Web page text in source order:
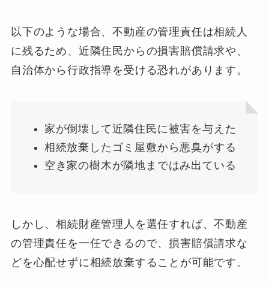
以下のような場合、不動産の管理責任は相続人
に残るため、近隣住民からの損害賠償請求や、
自治体から行政指導を受ける恐れがあります。
家が倒壊して近隣住民に被害を与えた
相続放棄したゴミ屋敷から悪臭がする
空き家の樹木が隣地まではみ出ている
しかし、相続財産管理人を選任すれば、不動産
の管理責任を一任できるので、損害賠償請求な
どを心配せずに相続放棄することが可能です。